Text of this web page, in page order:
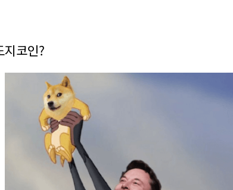
코인?